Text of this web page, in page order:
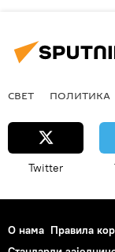
СВЕТ ПОЛИТИКА
Twitter
О нама Правила